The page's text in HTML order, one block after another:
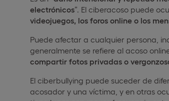
electrónicos”. El ciberacoso puede
videojuegos, los foros online o los
Puede afectar a cualquier persona,
generalmente se refiere al acoso
compartir fotos privadas o
El ciberbullying puede suceder de
acosador y una víctima, y en otras